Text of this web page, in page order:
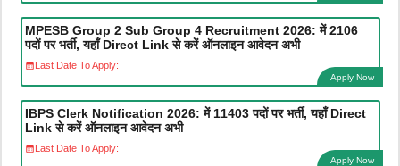
MPESB Group 2 Sub Group 4 Recruitment 2026: में 2106
पदों पर भर्ती, यहाँ Direct Link से करें ऑनलाइन आवेदन अभी
Last Date To Apply:
Apply Now
IBPS Clerk Notification 2026: में 11403 पदों पर भर्ती, यहाँ Direct
Link से करें ऑनलाइन आवेदन अभी
Last Date To Apply:
Apply Now